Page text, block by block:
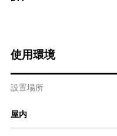
使用環境
設置場所
屋内